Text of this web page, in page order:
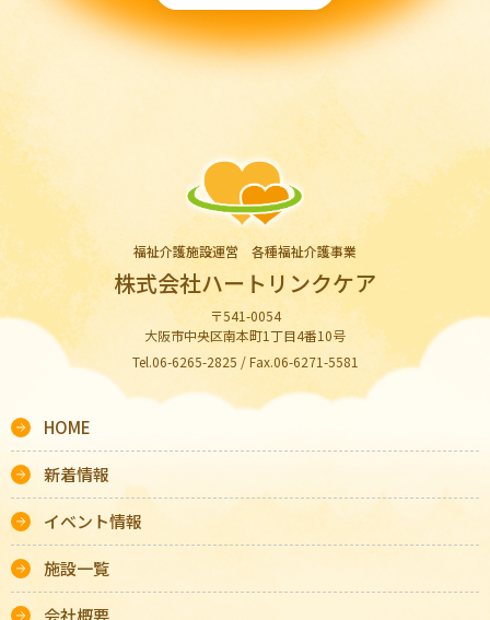
福祉介護施設運営 各種福祉介護事業
株式会社ハートリンクケア
〒541-0054
大阪市中央区南本町1丁目4番10号
Tel.06-6265-2825 / Fax.06-6271-5581
HOME
新着情報
イベント情報
施設一覧
会社概要